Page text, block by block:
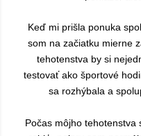
Keď mi prišla ponuka
som na začiatku mierne
tehotenstva by si
testovať ako športové
sa rozhýbala a
Počas môjho tehotenstva